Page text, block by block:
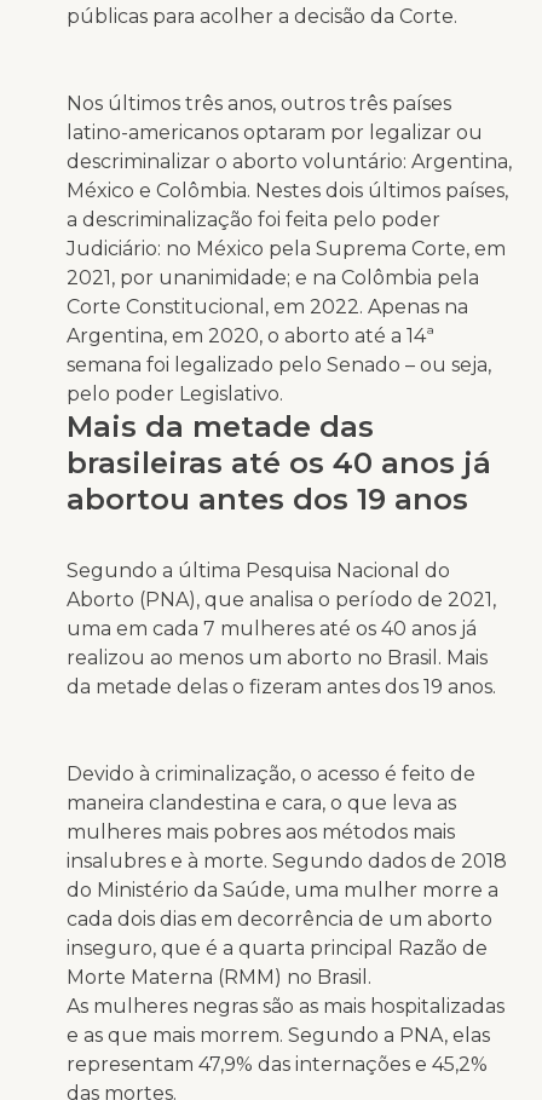
públicas para acolher a decisão da Corte.
Nos últimos três anos, outros três países
latino-americanos optaram por legalizar ou
descriminalizar o aborto voluntário: Argentina,
México e Colômbia. Nestes dois últimos países,
a descriminalização foi feita pelo poder
Judiciário: no México pela Suprema Corte, em
2021, por unanimidade; e na Colômbia pela
Corte Constitucional, em 2022. Apenas na
Argentina, em 2020, o aborto até a 14ª
semana foi legalizado pelo Senado – ou seja,
pelo poder Legislativo.
Mais da metade das
brasileiras até os 40 anos já
abortou antes dos 19 anos
Segundo a última Pesquisa Nacional do
Aborto (PNA), que analisa o período de 2021,
uma em cada 7 mulheres até os 40 anos já
realizou ao menos um aborto no Brasil. Mais
da metade delas o fizeram antes dos 19 anos.
Devido à criminalização, o acesso é feito de
maneira clandestina e cara, o que leva as
mulheres mais pobres aos métodos mais
insalubres e à morte. Segundo dados de 2018
do Ministério da Saúde, uma mulher morre a
cada dois dias em decorrência de um aborto
inseguro, que é a quarta principal Razão de
Morte Materna (RMM) no Brasil.
As mulheres negras são as mais hospitalizadas
e as que mais morrem. Segundo a PNA, elas
representam 47,9% das internações e 45,2%
das mortes.